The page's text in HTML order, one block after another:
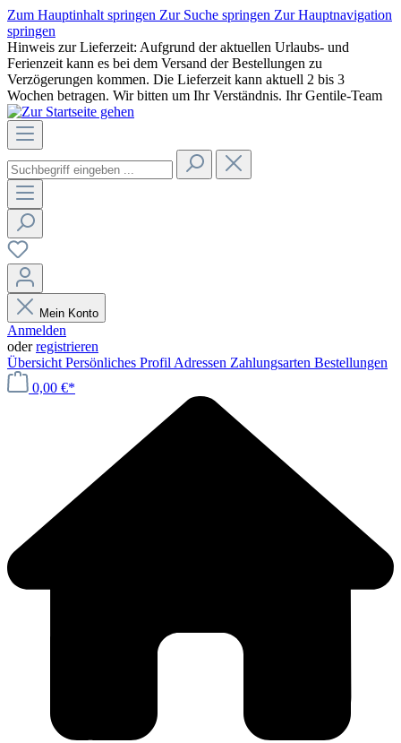
Zum Hauptinhalt springen Zur Suche springen Zur Hauptnavigation
springen
Hinweis zur Lieferzeit: Aufgrund der aktuellen Urlaubs- und
Ferienzeit kann es bei dem Versand der Bestellungen zu
Verzögerungen kommen. Die Lieferzeit kann aktuell 2 bis 3
Wochen betragen. Wir bitten um Ihr Verständnis. Ihr Gentile-Team
Mein Konto
Anmelden
oderregistrieren
Übersicht Persönliches Profil Adressen Zahlungsarten Bestellungen
0,00 €*